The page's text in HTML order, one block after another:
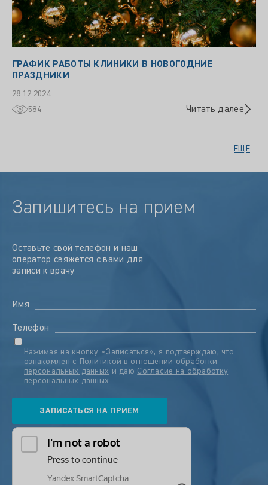
ГРАФИК РАБОТЫ КЛИНИКИ В НОВОГОДНИЕ
ПРАЗДНИКИ
28.12.2024
584
Читать далее
ЕЩЕ
Запишитесь на прием
Оставьте свой телефон и наш
оператор свяжется с вами для
записи к врачу
Имя
Телефон
Нажимая на кнопку «Записаться», я подтверждаю, что
ознакомлен с
Политикой в отношении обработки
персональных данных и даю Согласие на обработку
персональных данных